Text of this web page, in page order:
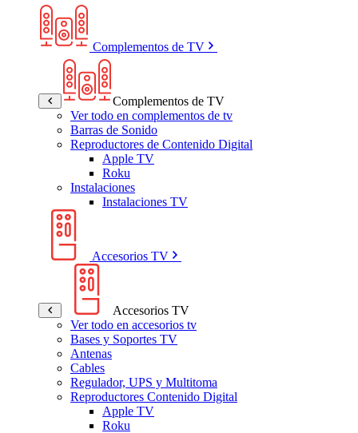
Complementos de TV
Complementos de TV
Ver todo en complementos de tv
Barras de Sonido
Reproductores de Contenido Digital
Apple TV
Roku
Instalaciones
Instalaciones TV
Accesorios TV
Accesorios TV
Ver todo en accesorios tv
Bases y Soportes TV
Antenas
Cables
Regulador, UPS y Multitoma
Reproductores Contenido Digital
Apple TV
Roku